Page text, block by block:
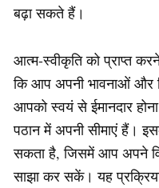
बढ़ा सकते हैं।
आत्म-स्वीकृति को प्राप्त
कि आप अपनी भावनाओं और
आपको स्वयं से ईमानदार
पठान में अपनी सीमाएं हैं।
सकता है, जिसमें आप अपने
साझा कर सकें। यह